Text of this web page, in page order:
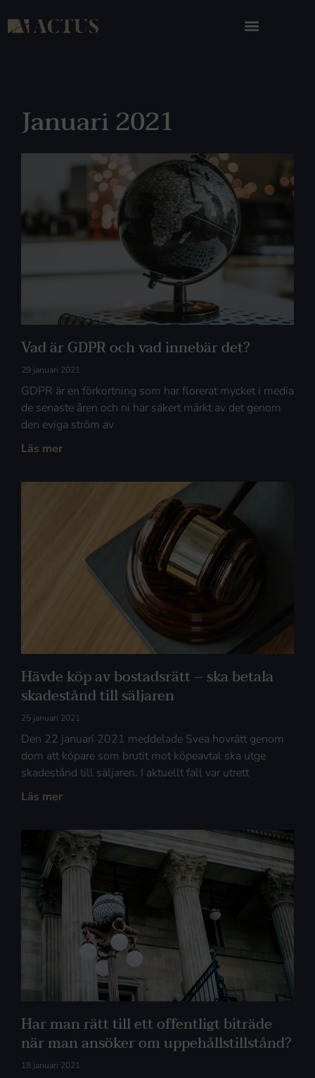
Januari 2021
Vad är GDPR och vad innebär det?
29 januari 2021
GDPR är en förkortning som har florerat mycket i media
de senaste åren och ni har säkert märkt av det genom
den eviga ström av
Läs mer
Hävde köp av bostadsrätt – ska betala
skadestånd till säljaren
25 januari 2021
Den 22 januari 2021 meddelade Svea hovrätt genom
dom att köpare som brutit mot köpeavtal ska utge
skadestånd till säljaren. I aktuellt fall var utrett
Läs mer
Har man rätt till ett offentligt biträde
när man ansöker om uppehållstillstånd?
18 januari 2021